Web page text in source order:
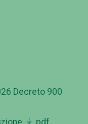
Decreto 900
pdf